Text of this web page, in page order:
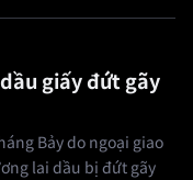
giấy đứt gãy
Bảy do ngoại giao
lai dầu bị đứt gãy